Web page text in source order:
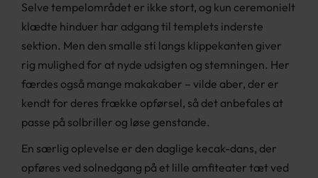
Selve tempelområdet er ikke stort, og kun ceremonielt
klædte hinduer har adgang til templets inderste
sektion. Men den smalle sti langs klippekanten giver
rig mulighed for at nyde udsigten og stemningen. Her
færdes også mange makakaber – vilde aber, der er
kendt for deres frække opførsel, så det anbefales at
passe på solbriller og løse genstande.
En særlig oplevelse er den daglige kecak-dans, der
opføres ved solnedgang på et lille amfiteater tæt ved